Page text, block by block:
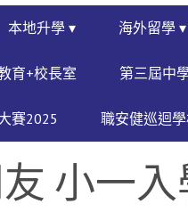
本地升學 ▾ 海外留學 ▾
育+校長室 第三屆中
賽2025 職安健巡迴
小一入